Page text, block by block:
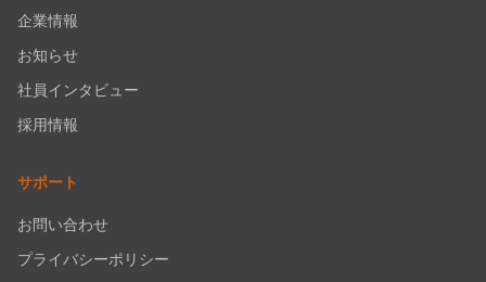
企業情報
お知らせ
社員インタビュー
採用情報
サポート
お問い合わせ
プライバシーポリシー